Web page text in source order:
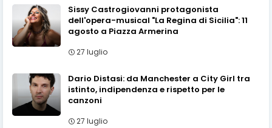
Sissy Castrogiovanni protagonista
dell'opera-musical "La Regina di Sicilia": 11
agosto a Piazza Armerina
27 luglio
Dario Distasi: da Manchester a City Girl tra
istinto, indipendenza e rispetto per le
canzoni
27 luglio